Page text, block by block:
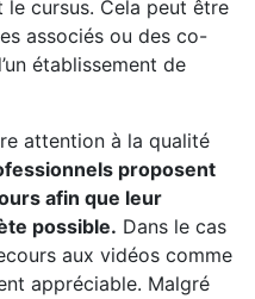
cursus. Cela peut être
associés ou des co-
établissement de
attention à la qualité
proposent
afin que leur
possible. Dans le cas
aux vidéos comme
appréciable. Malgré